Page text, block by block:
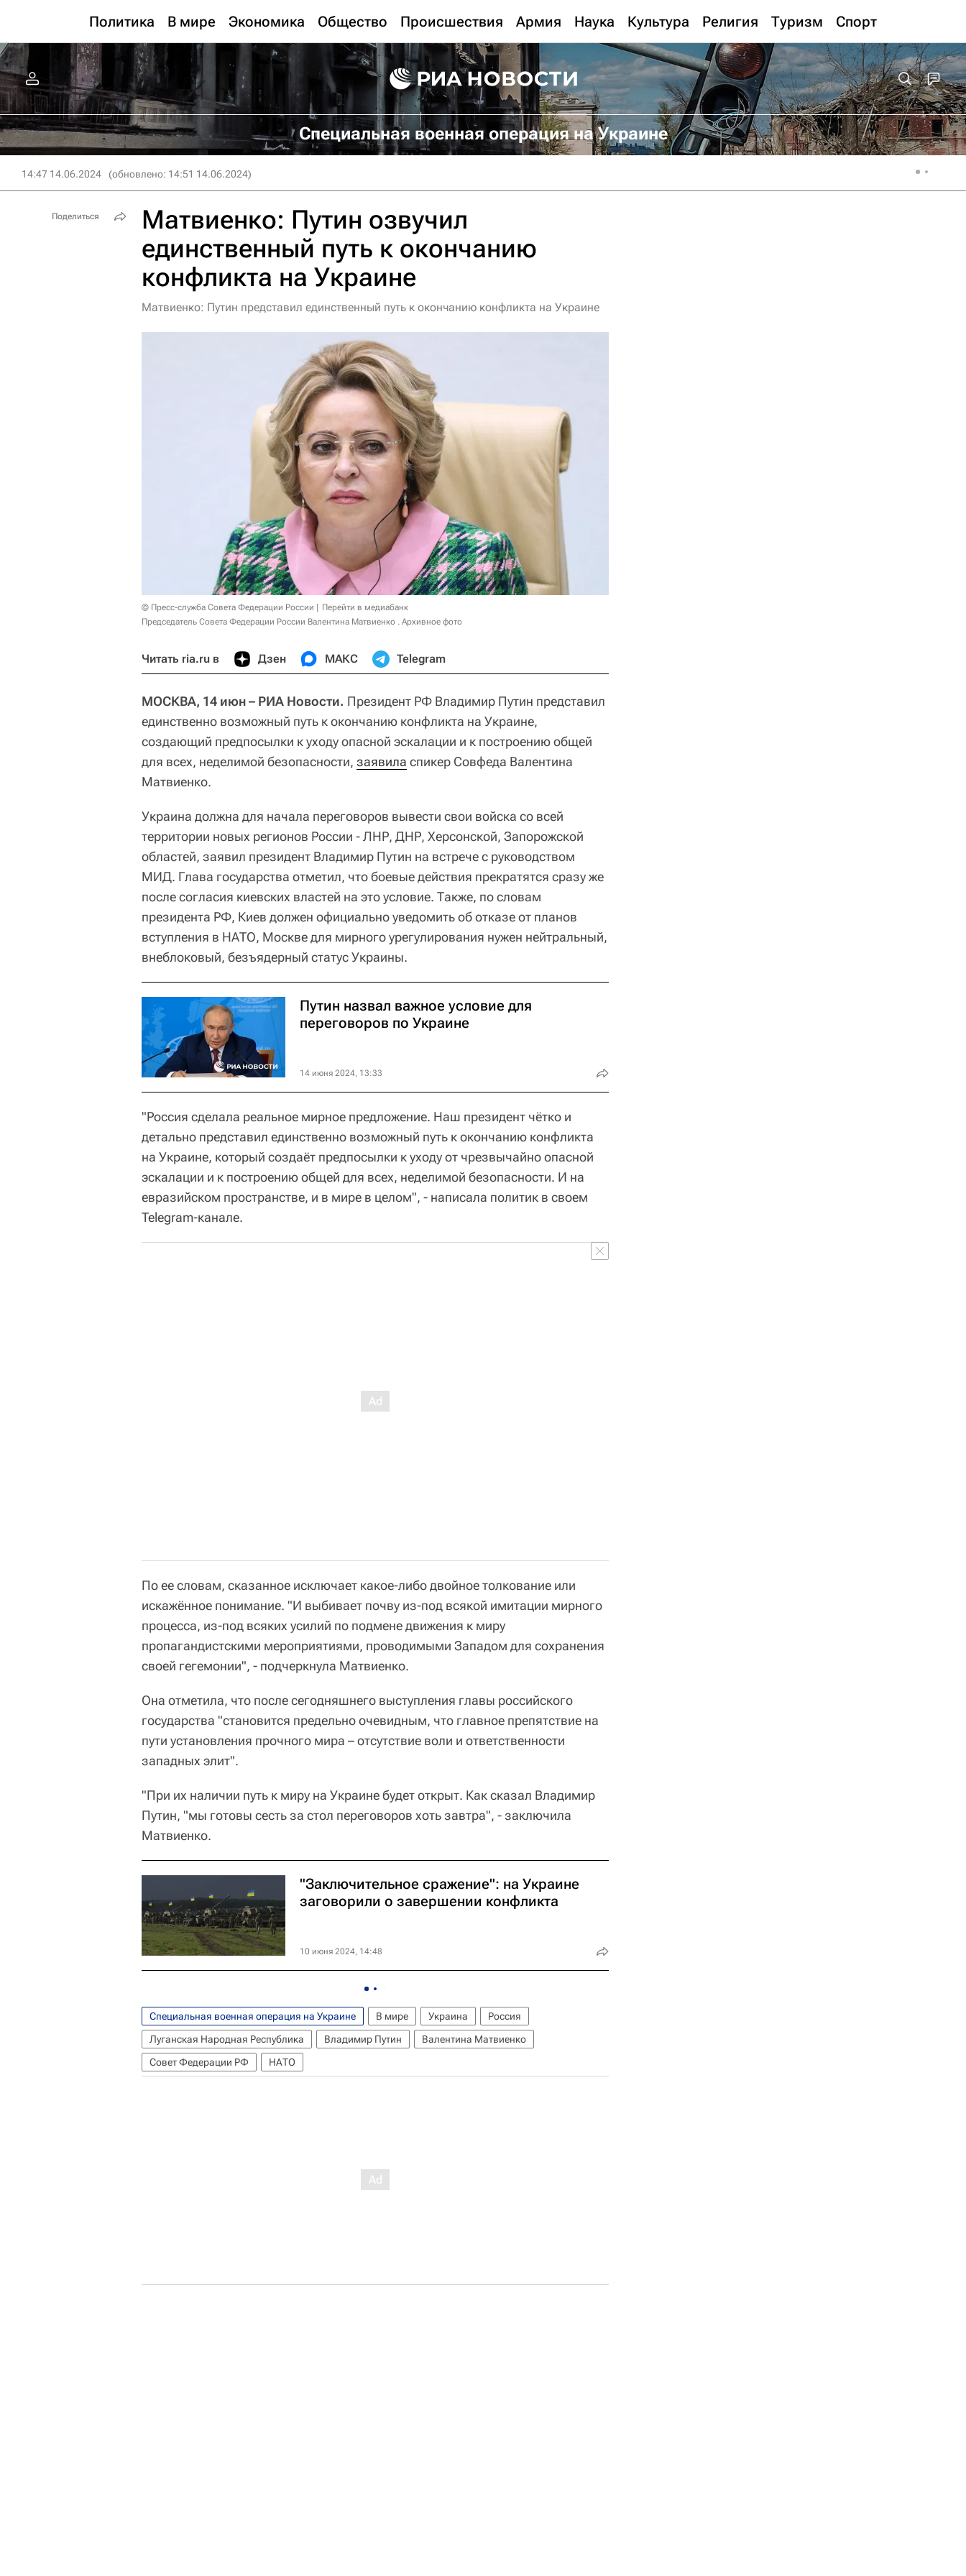
Политика В мире Экономика Общество Происшествия Армия Наука Культура Религия Туризм Спорт
Специальная военная операция на Украине
14:47 14.06.2024 (обновлено: 14:51 14.06.2024)
Матвиенко: Путин озвучил
единственный путь к окончанию
конфликта на Украине
Матвиенко: Путин представил единственный путь к окончанию конфликта на Украине
© Пресс-служба Совета Федерации России
Перейти в медиабанк
Председатель Совета Федерации России Валентина Матвиенко . Архивное фото
Читать ria.ru в Дзен МАКС Telegram
МОСКВА, 14 июн – РИА Новости. Президент РФ Владимир Путин представил
единственно возможный путь к окончанию конфликта на Украине,
создающий предпосылки к уходу опасной эскалации и к построению общей
для всех, неделимой безопасности, заявила спикер Совфеда Валентина
Матвиенко.
Украина должна для начала переговоров вывести свои войска со всей
территории новых регионов России - ЛНР, ДНР, Херсонской, Запорожской
областей, заявил президент Владимир Путин на встрече с руководством
МИД. Глава государства отметил, что боевые действия прекратятся сразу же
после согласия киевских властей на это условие. Также, по словам
президента РФ, Киев должен официально уведомить об отказе от планов
вступления в НАТО, Москве для мирного урегулирования нужен нейтральный,
внеблоковый, безъядерный статус Украины.
Путин назвал важное условие для
переговоров по Украине
14 июня 2024, 13:33
"Россия сделала реальное мирное предложение. Наш президент чётко и
детально представил единственно возможный путь к окончанию конфликта
на Украине, который создаёт предпосылки к уходу от чрезвычайно опасной
эскалации и к построению общей для всех, неделимой безопасности. И на
евразийском пространстве, и в мире в целом", - написала политик в своем
Telegram-канале.
По ее словам, сказанное исключает какое-либо двойное толкование или
искажённое понимание. "И выбивает почву из-под всякой имитации мирного
процесса, из-под всяких усилий по подмене движения к миру
пропагандистскими мероприятиями, проводимыми Западом для сохранения
своей гегемонии", - подчеркнула Матвиенко.
Она отметила, что после сегодняшнего выступления главы российского
государства "становится предельно очевидным, что главное препятствие на
пути установления прочного мира – отсутствие воли и ответственности
западных элит".
"При их наличии путь к миру на Украине будет открыт. Как сказал Владимир
Путин, "мы готовы сесть за стол переговоров хоть завтра", - заключила
Матвиенко.
"Заключительное сражение": на Украине
заговорили о завершении конфликта
10 июня 2024, 14:48
Специальная военная операция на Украине В мире Украина
Россия
Луганская Народная Республика
Владимир Путин
Валентина Матвиенко
Совет Федерации РФ
НАТО
Поделиться